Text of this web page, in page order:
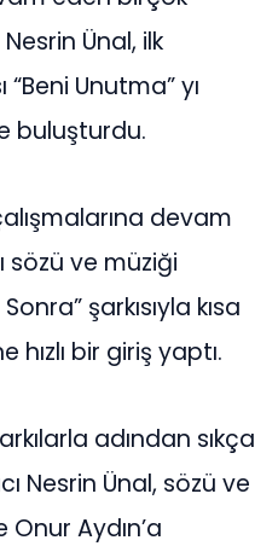
Ünal, ilk
Unutma” yı
buluşturdu.
devam
sözü ve müziği
şarkısıyla kısa
hızlı bir giriş yaptı.
adından sıkça
Nesrin Ünal, sözü ve
Aydın’a